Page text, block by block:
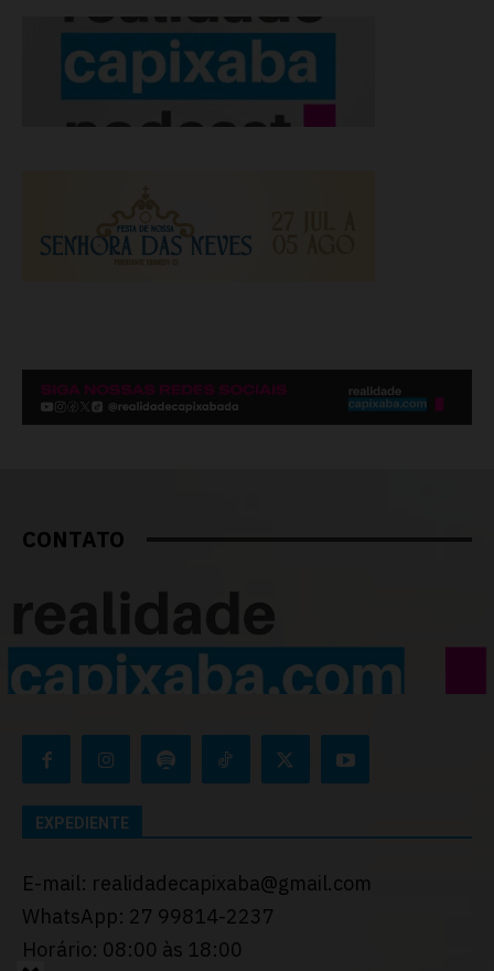
CONTATO
EXPEDIENTE
E-mail: realidadecapixaba@gmail.com
WhatsApp: 27 99814-2237
Horário: 08:00 às 18:00